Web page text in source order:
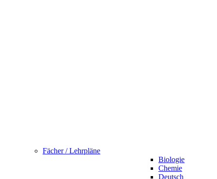
Fächer / Lehrpläne
Biologie
Chemie
Deutsch